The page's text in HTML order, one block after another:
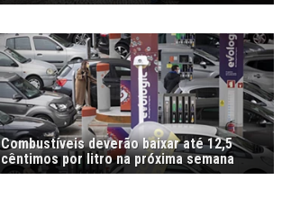
Combustíveis deverão baixar até 12,5
cêntimos por litro na próxima semana